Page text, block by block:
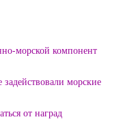
морской компонент
морские
от наград